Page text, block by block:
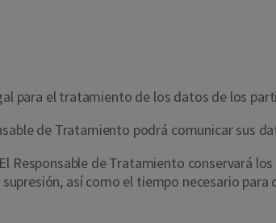
para el tratamiento de los datos de los
de Tratamiento podrá comunicar sus
El Responsable de Tratamiento conservará
así como el tiempo necesario